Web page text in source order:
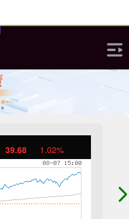
39.68 1.02%